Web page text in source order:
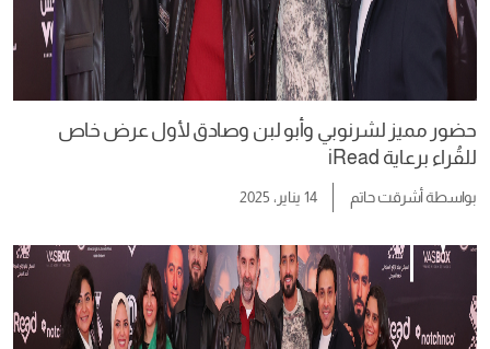
حضور مميز لشرنوبي وأبو لبن وصادق لأول عرض خاص
للقُراء برعاية iRead
بواسطةأشرقت حاتم 14 يناير، 2025